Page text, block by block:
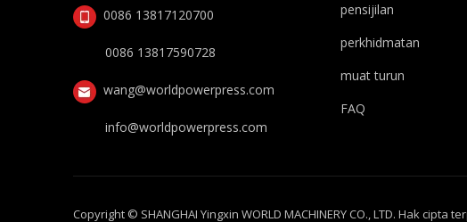
0086 13817120700
0086 13817590728
wang@worldpowerpress.com
info@worldpowerpress.com
pensijilan
perkhidmatan
muat turun
FAQ
Copyright © SHANGHAI Yingxin WORLD MACHINERY CO., LTD. Hak